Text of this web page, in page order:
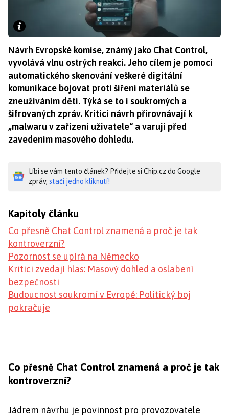
Návrh Evropské komise, známý jako Chat Control,
vyvolává vlnu ostrých reakcí. Jeho cílem je pomocí
automatického skenování veškeré digitální
komunikace bojovat proti šíření materiálů se
zneužíváním dětí. Týká se to i soukromých a
šifrovaných zpráv. Kritici návrh přirovnávají k
„malwaru v zařízení uživatele“ a varují před
zavedením masového dohledu.
Líbí se vám tento článek? Přidejte si Chip.cz do Google
zpráv, stačí jedno kliknutí!
Kapitoly článku
Co přesně Chat Control znamená a proč je tak
kontroverzní?
Pozornost se upírá na Německo
Kritici zvedají hlas: Masový dohled a oslabení
bezpečnosti
Budoucnost soukromí v Evropě: Politický boj
pokračuje
Co přesně Chat Control znamená a proč je tak
kontroverzní?
Jádrem návrhu je povinnost pro provozovatele